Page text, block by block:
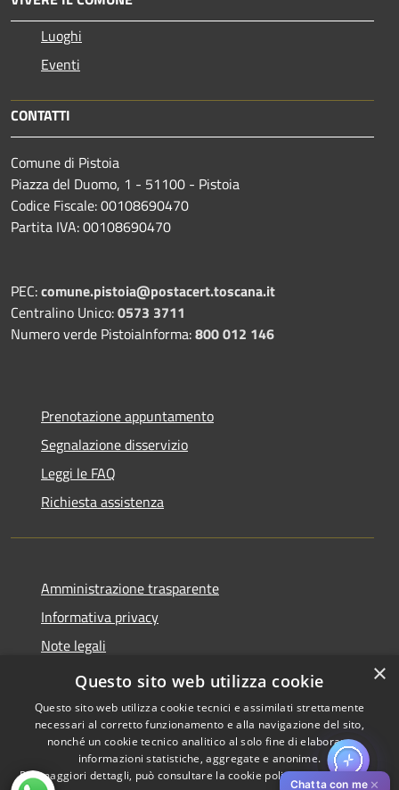
Luoghi
Eventi
CONTATTI
Comune di Pistoia
Piazza del Duomo, 1 - 51100 - Pistoia
Codice Fiscale: 00108690470
Partita IVA: 00108690470
PEC:comune.pistoia@postacert.toscana.it
Centralino Unico:0573 3711
Numero verde PistoiaInforma:800 012 146
Prenotazione appuntamento
Segnalazione disservizio
Leggi le FAQ
Richiesta assistenza
Amministrazione trasparente
Informativa privacy
Note legali
Dichiarazione di accessibilità
Accessibilità
Copyright © 2026 • Comune di
Pistoia • Powered by
Chatta con me ✕
×
Questo sito web utilizza cookie
Questo sito web utilizza cookie tecnici e assimilati strettamente
necessari al corretto funzionamento e alla navigazione del sito,
nonché un cookie tecnico analitico al solo fine di elaborare
informazioni statistiche, aggregate e anonime.
Per maggiori dettagli, può consultare la cookie policy al seguentelink